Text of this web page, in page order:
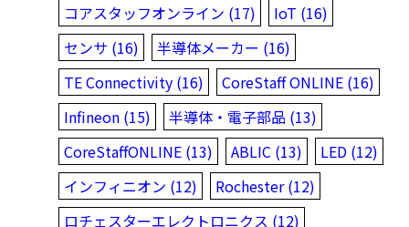
コアスタッフオンライン (17)
IoT (16)
センサ (16)
半導体メーカー (16)
TE Connectivity (16)
CoreStaff ONLINE (16)
Infineon (15)
半導体・電子部品 (13)
CoreStaffONLINE (13)
ABLIC (13)
LED (12)
インフィニオン (12)
Rochester (12)
ロチェスターエレクトロニクス (12)